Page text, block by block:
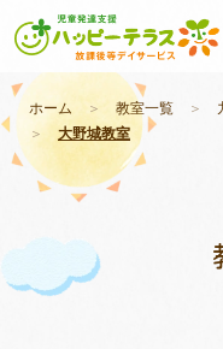
私たちについ
未就学のお子
小学生〜高校
ホーム ＞ 教室一覧 ＞
＞ 大野城教室